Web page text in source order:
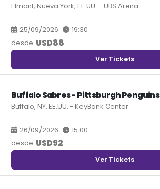
Elmont, Nueva York, EE.UU. - UBS Arena
25/09/2026
19:30
desde USD88
Ver Tickets
Buffalo Sabres - Pittsburgh Penguins
Buffalo, NY, EE.UU. - KeyBank Center
26/09/2026
15:00
desde USD92
Ver Tickets